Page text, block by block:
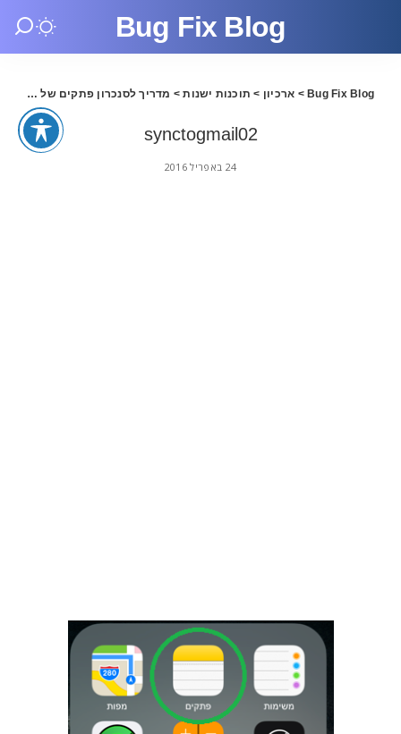
Bug Fix Blog
Bug Fix Blog
> ארכיון > תוכנות ישנות> מדריך לסנכרון פתקים של IOS9 לחשבון Gmail
synctogmail02
24 באפריל 2016